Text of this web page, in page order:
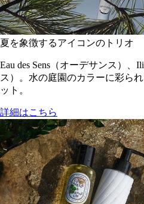
夏を象徴するアイコンのトリオ
Eau des Sens（オーデサンス）、
ス）。水の庭園のカラーに彩ら
ット。
詳細はこちら